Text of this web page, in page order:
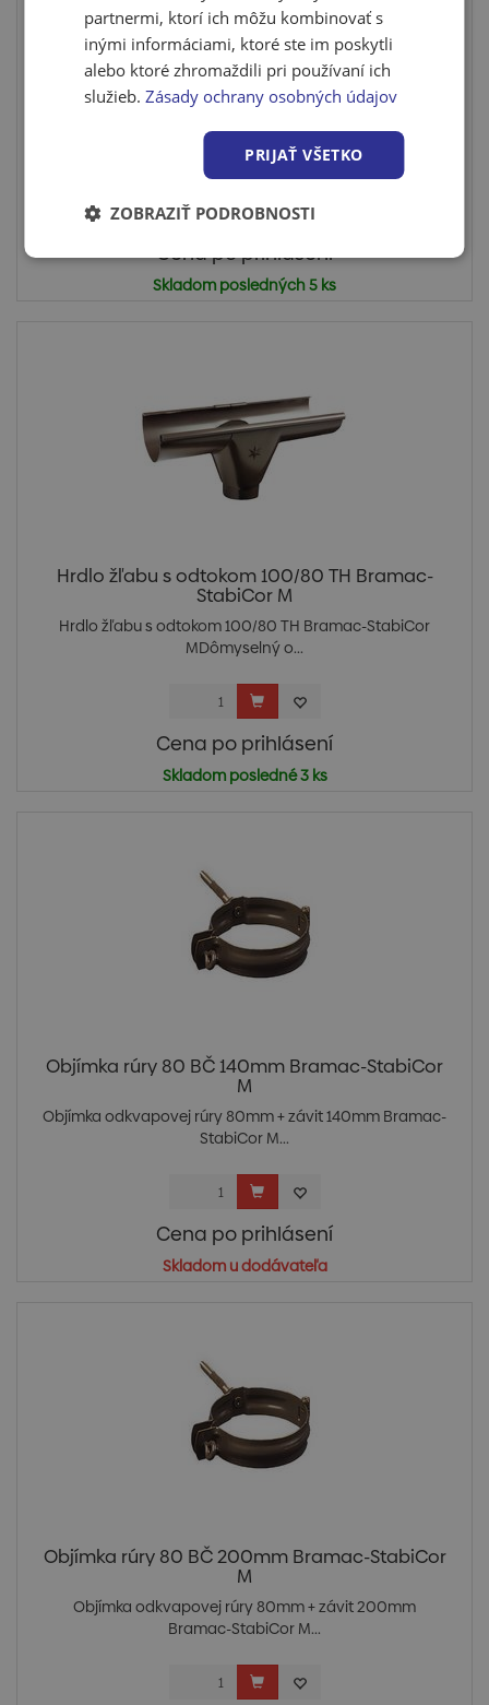
Hrdlo žľabu s odtokom 100/80 TČ Bramac-
StabiCor M
Hrdlo žľabu s odtokom 100/80 Bramac-StabiCor
MDômyselný odkv...
Cena po prihlásení
Skladom posledných 5 ks
Hrdlo žľabu s odtokom 100/80 TH Bramac-
StabiCor M
Hrdlo žľabu s odtokom 100/80 TH Bramac-StabiCor
MDômyselný o...
Cena po prihlásení
Skladom posledné 3 ks
Objímka rúry 80 BČ 140mm Bramac-StabiCor
M
Objímka odkvapovej rúry 80mm + závit 140mm Bramac-
StabiCor M...
Cena po prihlásení
Skladom u dodávateľa
Objímka rúry 80 BČ 200mm Bramac-StabiCor
M
Objímka odkvapovej rúry 80mm + závit 200mm
Bramac-StabiCor M...
partnermi, ktorí ich môžu kombinovať s
inými informáciami, ktoré ste im poskytli
alebo ktoré zhromaždili pri používaní ich
služieb.Zásady ochrany osobných údajov
PRIJAŤ VŠETKO
ZOBRAZIŤ PODROBNOSTI